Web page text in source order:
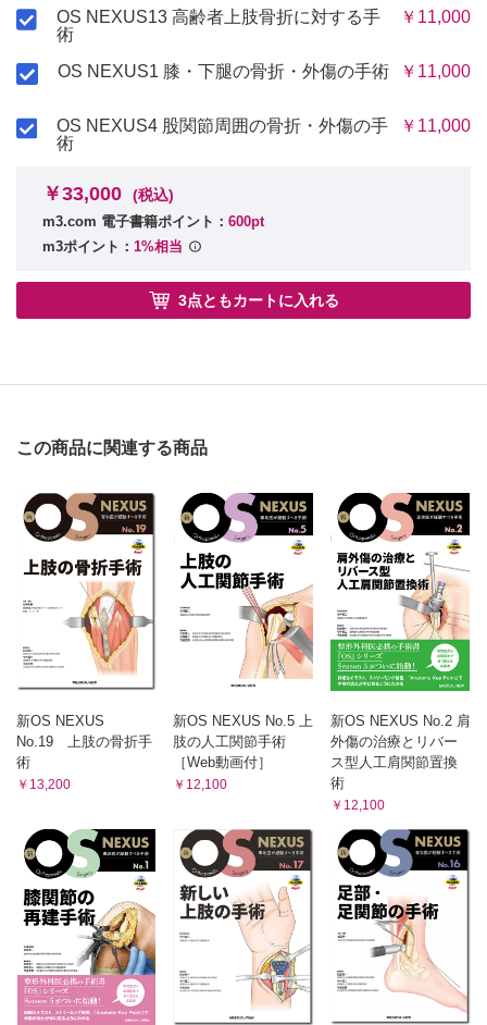
OS NEXUS13 高齢者上肢骨折に対する手
術
￥11,000
OS NEXUS1 膝・下腿の骨折・外傷の手術 ￥11,000
OS NEXUS4 股関節周囲の骨折・外傷の手
術
￥11,000
￥33,000 (税込)
m3.com 電子書籍ポイント： 600pt
m3ポイント： 1%相当
3点ともカートに入れる
この商品に関連する商品
新OS NEXUS
No.19 上肢の骨折手
術
￥13,200
新OS NEXUS No.5 上
肢の人工関節手術
［Web動画付］
￥12,100
新OS NEXUS No.2 肩
外傷の治療とリバー
ス型人工肩関節置換
術
￥12,100